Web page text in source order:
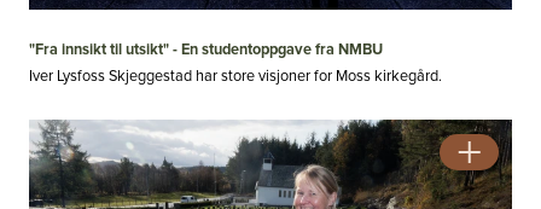
"Fra innsikt til utsikt" - En studentoppgave fra NMBU
Iver Lysfoss Skjeggestad har store visjoner for Moss kirkegård.